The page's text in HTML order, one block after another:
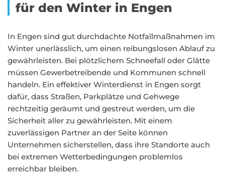
für den Winter in Engen
In Engen sind gut durchdachte Notfallmaßnahmen im
Winter unerlässlich, um einen reibungslosen Ablauf zu
gewährleisten. Bei plötzlichem Schneefall oder Glätte
müssen Gewerbetreibende und Kommunen schnell
handeln. Ein effektiver Winterdienst in Engen sorgt
dafür, dass Straßen, Parkplätze und Gehwege
rechtzeitig geräumt und gestreut werden, um die
Sicherheit aller zu gewährleisten. Mit einem
zuverlässigen Partner an der Seite können
Unternehmen sicherstellen, dass ihre Standorte auch
bei extremen Wetterbedingungen problemlos
erreichbar bleiben.